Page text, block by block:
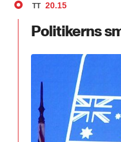
TT 20.15
Politikerns